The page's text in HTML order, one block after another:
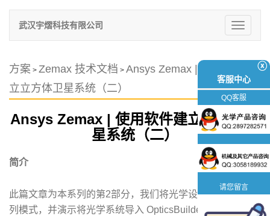
切
换
武汉宇熠科技有限公司
方案 > Zemax 技术文档 > Ansys Zemax | 使用软件建
立立方体卫星系统（二）
Ansys Zemax | 使用软件建立立方体卫
星系统（二）
简介
此篇文章为本系列的第2部分，我们将光学设计转换至非序
列模式，并演示将光学系统导入 OpticsBuilder 的过程。然
ⓧ
客服中心
QQ客服
请您留言